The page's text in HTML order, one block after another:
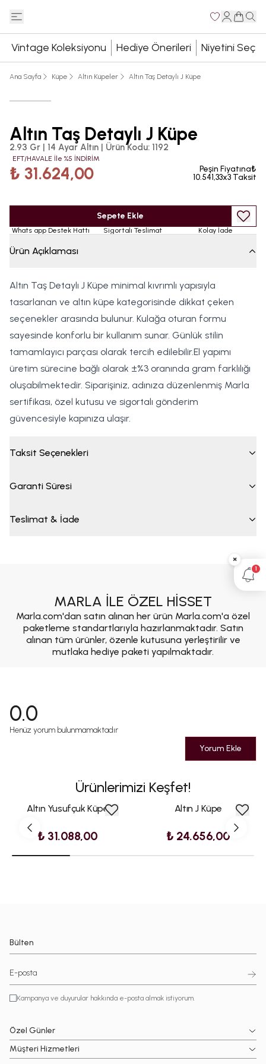
Vintage Koleksiyonu Hediye Önerileri Niyetini Seç
Ana Sayfa Küpe Altın Küpeler Altın Taş Detaylı J Küpe
Altın Taş Detaylı J Küpe
2.93 Gr | 14 Ayar Altın | Ürün Kodu: 1192
EFT/HAVALE İle %5 İNDİRİM
₺ 31.624,00
Peşin Fiyatına₺
10.541,33x3 Taksit
Sepete Ekle
Whats app Destek Hattı Sigortalı Teslimat Kolay İade
Ürün Açıklaması
Altın Taş Detaylı J Küpe minimal kıvrımlı yapısıyla
tasarlanan ve altın küpe kategorisinde dikkat çeken
seçenekler arasında bulunur. Kulağa oturan formu
sayesinde konforlu bir kullanım sunar. Günlük stilin
tamamlayıcı parçası olarak tercih edilebilir.El yapımı
üretim sürecine bağlı olarak ±%3 oranında gram farklılığı
oluşabilmektedir. Siparişiniz, adınıza düzenlenmiş Marla
sertifikası, özel kutusu ve sigortalı gönderim
güvencesiyle kapınıza ulaşır.
Taksit Seçenekleri
Garanti Süresi
Teslimat & İade
MARLA İLE ÖZEL HİSSET
Marla.com'dan satın alınan her ürün Marla.com'a özel
paketleme standartlarıyla hazırlanmaktadır. Satın
alınan tüm ürünler, özenle kutusuna yerleştirilir ve
mutlaka hediye paketi yapılmaktadır.
0.0
Henüz yorum bulunmamaktadır
Yorum Ekle
Ürünlerimizi Keşfet!
Altın Yusufçuk Küpe
₺ 31.088,00
Altın J Küpe
₺ 24.656,00
Bülten
Kampanya ve duyurular hakkında e-posta almak istiyorum.
Özel Günler
Müşteri Hizmetleri
×
1